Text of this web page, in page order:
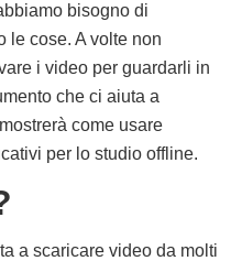
bisogno di
le cose. A volte non
i video per guardarli in
che ci aiuta a
come usare
per lo studio offline.
a scaricare video da molti